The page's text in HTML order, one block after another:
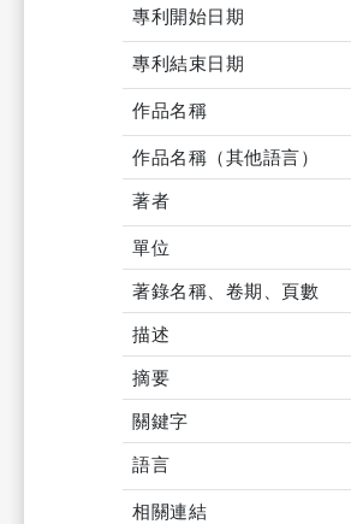
專利開始日期
專利結束日期
作品名稱
作品名稱（其他語言）
著者
單位
著錄名稱、卷期、頁數
描述
摘要
關鍵字
語言
相關連結